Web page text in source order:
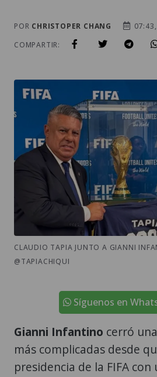
POR CHRISTOPER CHANG
COMPARTIR:
CLAUDIO TAPIA JUNTO A GIANNI
@TAPIACHIQUI
Síguenos en
Gianni Infantino cerró
más complicadas desde
presidencia de la FIFA